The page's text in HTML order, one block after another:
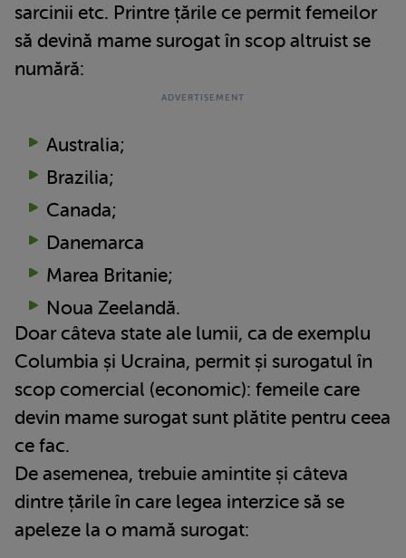
sarcinii etc. Printre țările ce permit femeilor
să devină mame surogat în scop altruist se
numără:
Australia;
Brazilia;
Canada;
Danemarca
Marea Britanie;
Noua Zeelandă.
Doar câteva state ale lumii, ca de exemplu
Columbia și Ucraina, permit și surogatul în
scop comercial (economic): femeile care
devin mame surogat sunt plătite pentru ceea
ce fac.
De asemenea, trebuie amintite și câteva
dintre țările în care legea interzice să se
apeleze la o mamă surogat: